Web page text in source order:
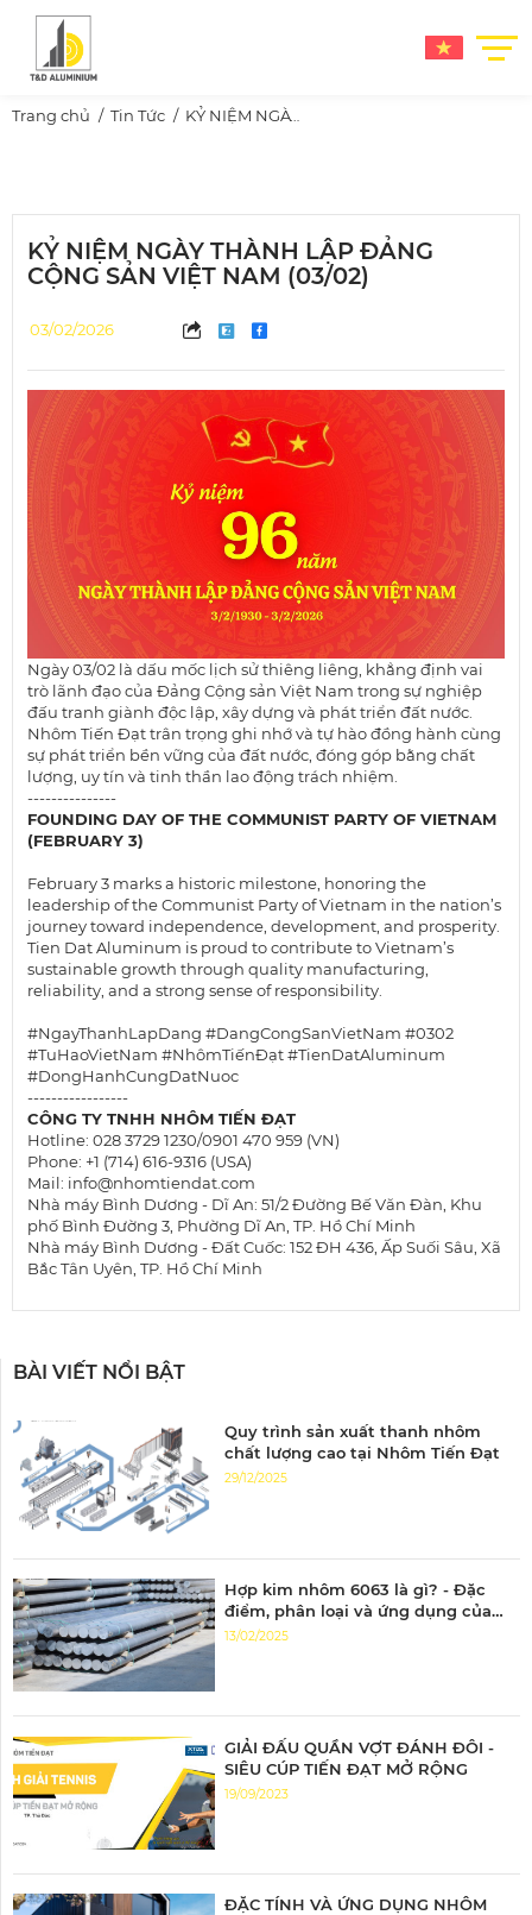
Trang chủ Tin Tức KỶ NIỆM NGÀY THÀNH LẬP ĐẢNG CỘNG SẢN VIỆT NAM (03/02)
KỶ NIỆM NGÀY THÀNH LẬP ĐẢNG
CỘNG SẢN VIỆT NAM (03/02)
03/02/2026
Ngày 03/02 là dấu mốc lịch sử thiêng liêng, khẳng định vai
trò lãnh đạo của Đảng Cộng sản Việt Nam trong sự nghiệp
đấu tranh giành độc lập, xây dựng và phát triển đất nước.
Nhôm Tiến Đạt trân trọng ghi nhớ và tự hào đồng hành cùng
sự phát triển bền vững của đất nước, đóng góp bằng chất
lượng, uy tín và tinh thần lao động trách nhiệm.
---------------
FOUNDING DAY OF THE COMMUNIST PARTY OF VIETNAM
(FEBRUARY 3)
February 3 marks a historic milestone, honoring the
leadership of the Communist Party of Vietnam in the nation’s
journey toward independence, development, and prosperity.
Tien Dat Aluminum is proud to contribute to Vietnam’s
sustainable growth through quality manufacturing,
reliability, and a strong sense of responsibility.
#NgayThanhLapDang #DangCongSanVietNam #0302
#TuHaoVietNam #NhômTiếnĐạt#TienDatAluminum
#DongHanhCungDatNuoc
-----------------
CÔNG TY TNHH NHÔM TIẾN ĐẠT
Hotline: 028 3729 1230/0901 470 959 (VN)
Phone: +1 (714) 616-9316 (USA)
Mail: info@nhomtiendat.com
Nhà máy Bình Dương - Dĩ An: 51/2 Đường Bế Văn Đàn, Khu
phố Bình Đường 3, Phường Dĩ An, TP. Hồ Chí Minh
Nhà máy Bình Dương - Đất Cuốc: 152 ĐH 436, Ấp Suối Sâu, Xã
Bắc Tân Uyên, TP. Hồ Chí Minh
BÀI VIẾT NỔI BẬT
Quy trình sản xuất thanh nhôm
chất lượng cao tại Nhôm Tiến Đạt
29/12/2025
Hợp kim nhôm 6063 là gì? - Đặc
điểm, phân loại và ứng dụng của
nhôm 6063
13/02/2025
GIẢI ĐẤU QUẦN VỢT ĐÁNH ĐÔI -
SIÊU CÚP TIẾN ĐẠT MỞ RỘNG
19/09/2023
ĐẶC TÍNH VÀ ỨNG DỤNG NHÔM